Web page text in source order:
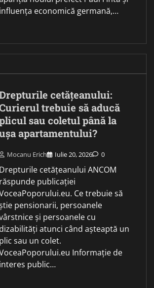
influența economică germană,…
cetățeanului:
trebuie să aducă
sau coletul până la
apartamentului?
Mocanu Erich Iulie 20, 2026 0
Drepturile cetățeanului ANCOM
răspunde publicației
Ce trebuie să
pensionarii, persoanele
și persoanele cu
dizabilități atunci când așteaptă un
plic sau un colet.
Informație de
interes public…